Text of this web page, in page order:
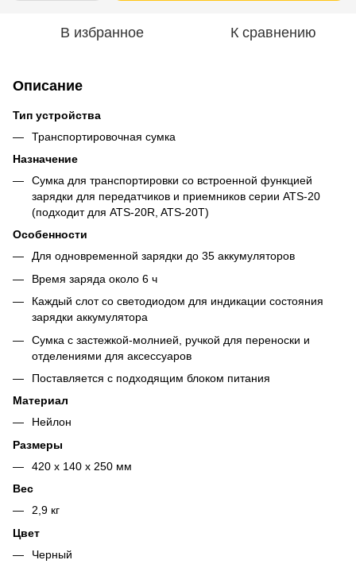
В избранное К сравнению
Описание
Тип устройства
Транспортировочная сумка
Назначение
Сумка для транспортировки со встроенной функцией
зарядки для передатчиков и приемников серии ATS-20
(подходит для ATS-20R, ATS-20T)
Особенности
Для одновременной зарядки до 35 аккумуляторов
Время заряда около 6 ч
Каждый слот со светодиодом для индикации состояния
зарядки аккумулятора
Сумка с застежкой-молнией, ручкой для переноски и
отделениями для аксессуаров
Поставляется с подходящим блоком питания
Материал
Нейлон
Размеры
420 x 140 x 250 мм
Вес
2,9 кг
Цвет
Черный